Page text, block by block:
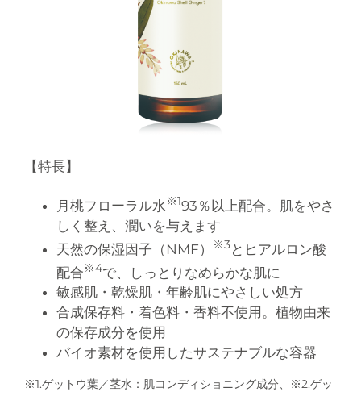
【特長】
月桃フローラル水※193％以上配合。肌をやさ
しく整え、潤いを与えます
天然の保湿因子（NMF）
※3とヒアルロン酸
配合※4で、しっとりなめらかな肌に
敏感肌・乾燥肌・年齢肌にやさしい処方
合成保存料・着色料・香料不使用。植物由来
の保存成分を使用
バイオ素材を使用したサステナブルな容器
※1.ゲットウ葉／茎水：肌コンディショニング成分、※2.ゲッ